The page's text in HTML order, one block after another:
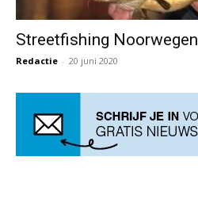
Streetfishing Noorwegen
Redactie - 20 juni 2020